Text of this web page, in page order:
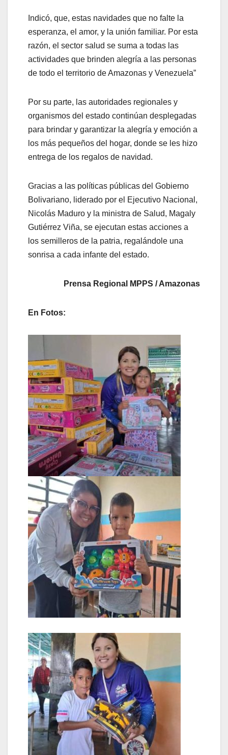
Indicó, que, estas navidades que no falte la
esperanza, el amor, y la unión familiar. Por esta
razón, el sector salud se suma a todas las
actividades que brinden alegría a las personas
de todo el territorio de Amazonas y Venezuela”
Por su parte, las autoridades regionales y
organismos del estado continúan desplegadas
para brindar y garantizar la alegría y emoción a
los más pequeños del hogar, donde se les hizo
entrega de los regalos de navidad.
Gracias a las políticas públicas del Gobierno
Bolivariano, liderado por el Ejecutivo Nacional,
Nicolás Maduro y la ministra de Salud, Magaly
Gutiérrez Viña, se ejecutan estas acciones a
los semilleros de la patria, regalándole una
sonrisa a cada infante del estado.
Prensa Regional MPPS / Amazonas
En Fotos: